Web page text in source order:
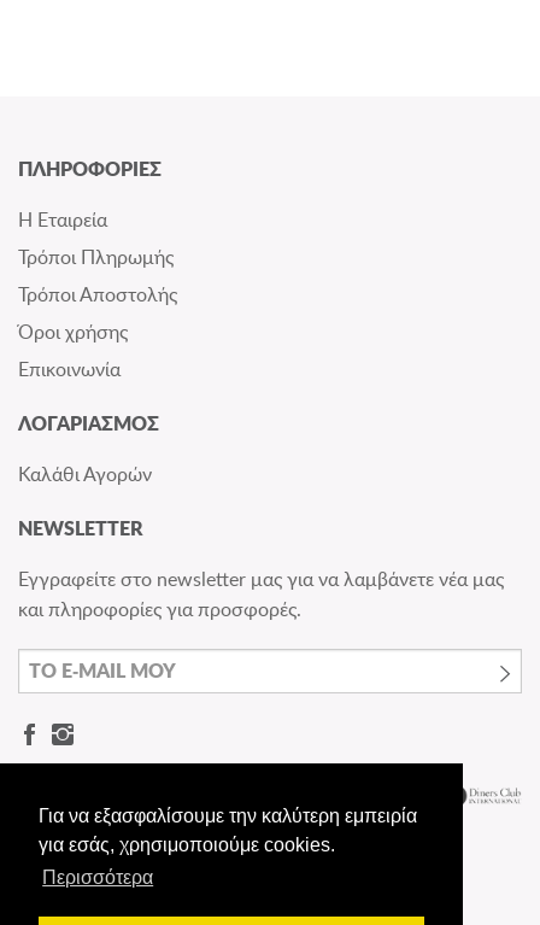
Για να εξασφαλίσουμε την καλύτερη εμπειρία
για εσάς, χρησιμοποιούμε cookies.
Περισσότερα
ΠΛΗΡΟΦΟΡΙΕΣ
Η Εταιρεία
Τρόποι Πληρωμής
Τρόποι Αποστολής
Όροι χρήσης
Επικοινωνία
ΛΟΓΑΡΙΑΣΜΟΣ
Καλάθι Αγορών
NEWSLETTER
Εγγραφείτε στο newsletter μας για να λαμβάνετε νέα μας
και πληροφορίες για προσφορές.
© Dermashoes.gr - All rights reserved